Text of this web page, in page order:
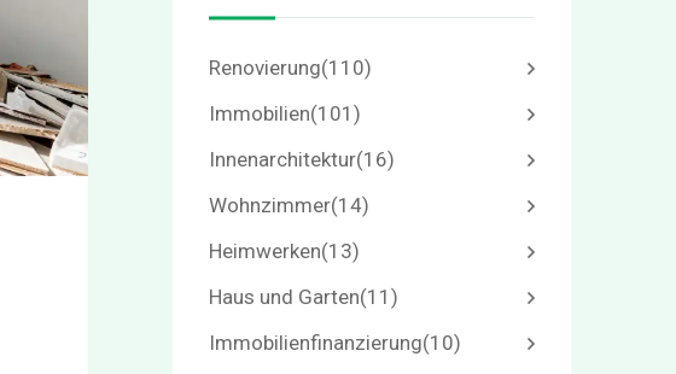
Renovierung(110)
Immobilien(101)
Innenarchitektur(16)
Wohnzimmer(14)
Heimwerken(13)
Haus und Garten(11)
Immobilienfinanzierung(10)